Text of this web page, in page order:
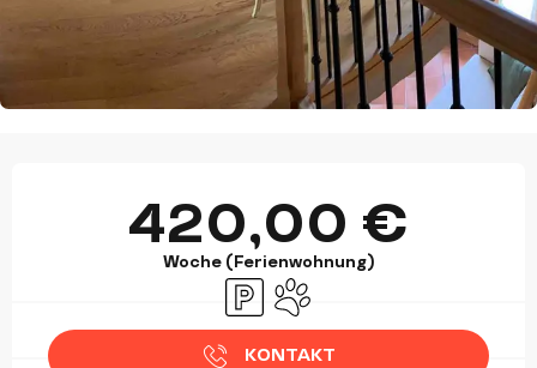
420,00 €
Woche (Ferienwohnung)
ParkplatzTiere erlaubt
KONTAKT